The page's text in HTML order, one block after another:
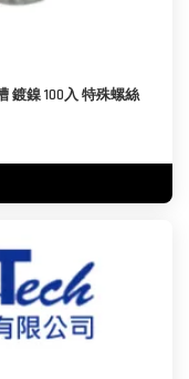
鍍鎳 100入 特殊螺絲